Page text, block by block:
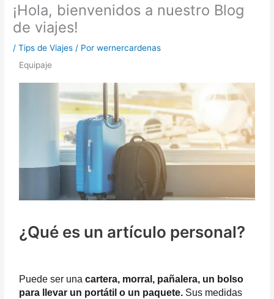
¡Hola, bienvenidos a nuestro Blog
de viajes!
/Tips de Viajes / Porwernercardenas
Equipaje
¿Qué es un artículo personal?
Puede ser una cartera, morral, pañalera, un bolso
para llevar un portátil o un paquete. Sus medidas